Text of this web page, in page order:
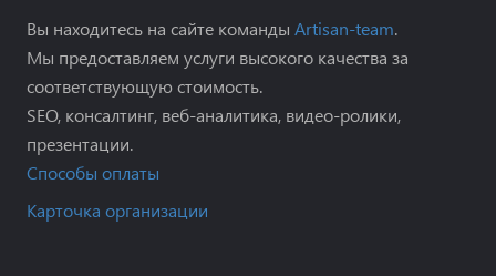
Вы находитесь на сайте команды Artisan-team.
Мы предоставляем услуги высокого качества за
соответствующую стоимость.
SEO, консалтинг, веб-аналитика, видео-ролики,
презентации.
Способы оплаты
Карточка организации